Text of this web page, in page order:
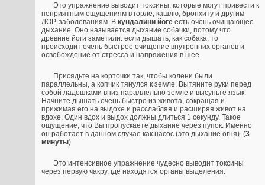
Это упражнение выводит токсины, которые могут привести к
неприятным ощущениям в горле, кашлю, бронхиту и другим
ЛОР-заболеваниям. В кундалини йоге есть очень очищающее
дыхание. Оно называется дыхание собачки, потому что
древние йоги заметили: если дышать, как собака, то
происходит очень быстрое очищение внутренних органов и
освобождение от стресса и напряжения в шее.
Присядьте на корточки так, чтобы колени были
параллельны, а копчик тянулся к земле. Вытяните руки перед
собой ладошками вниз параллельно земле и высуньте язык.
Начните дышать очень быстро из живота, сокращая и
прижимая его на выдохе и расслабляя и расширяя живот на
вдохе. Один вдох и выдох должны длиться 1 секунду. Такое
ощущение, что Вы пропускаете дыхание через пупок. Именно
он работает в данном случае как насос (это дыхание огня). (3
минуты)
Это интенсивное упражнение чудесно выводит токсины
через первую чакру, где находятся органы выделения.